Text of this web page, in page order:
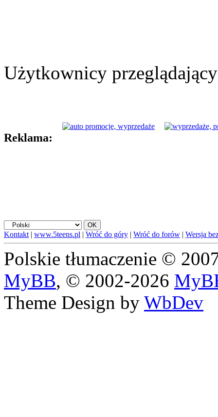
Użytkownicy
Reklama:
Kontakt | www.5teens.pl | Wróć do góry | Wróć do forów | Wersja
Polskie tłumaczenie ©
MyBB, © 2002-2026
Theme Design by WbDev